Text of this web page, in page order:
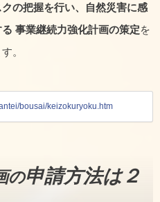
の把握を行い、自然災害に感
事業継続力強化計画の策定を
。
bousai/keizokuryoku.htm
の申請方法は２